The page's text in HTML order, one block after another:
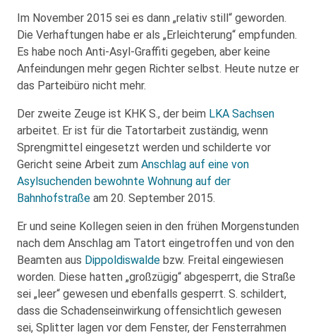
Im November 2015 sei es dann „relativ still“ geworden.
Die Verhaftungen habe er als „Erleichterung“ empfunden.
Es habe noch Anti-Asyl-Graffiti gegeben, aber keine
Anfeindungen mehr gegen Richter selbst. Heute nutze er
das Parteibüro nicht mehr.
Der zweite Zeuge ist KHK S., der beim LKA Sachsen
arbeitet. Er ist für die Tatortarbeit zuständig, wenn
Sprengmittel eingesetzt werden und schilderte vor
Gericht seine Arbeit zum Anschlag auf eine von
Asylsuchenden bewohnte Wohnung auf der
Bahnhofstraße am 20. September 2015.
Er und seine Kollegen seien in den frühen Morgenstunden
nach dem Anschlag am Tatort eingetroffen und von den
Beamten aus Dippoldiswalde bzw. Freital eingewiesen
worden. Diese hatten „großzügig“ abgesperrt, die Straße
sei „leer“ gewesen und ebenfalls gesperrt. S. schildert,
dass die Schadenseinwirkung offensichtlich gewesen
sei, Splitter lagen vor dem Fenster, der Fensterrahmen